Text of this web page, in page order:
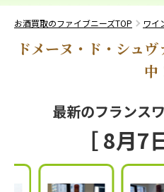
お酒買取のファイブニーズTOP ワイ
ドメーヌ・ド・シュ
中
最新のフランス
［ 8月7